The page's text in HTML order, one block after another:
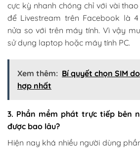
cực kỳ nhanh chóng chỉ với vài
để Livestream trên Facebook là
nửa so với trên máy tính. Vì vậy
sử dụng laptop hoặc máy tính PC.
Xem thêm: Bí quyết chọn SIM
hợp nhất
3. Phần mềm phát trực tiếp bên
được bao lâu?
Hiện nay khá nhiều người dùng